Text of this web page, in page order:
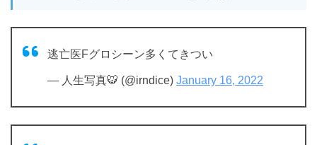
逃亡医Fグロシーン多くてきつい
— 人生写真🐯 (@irndice) January 16, 2022